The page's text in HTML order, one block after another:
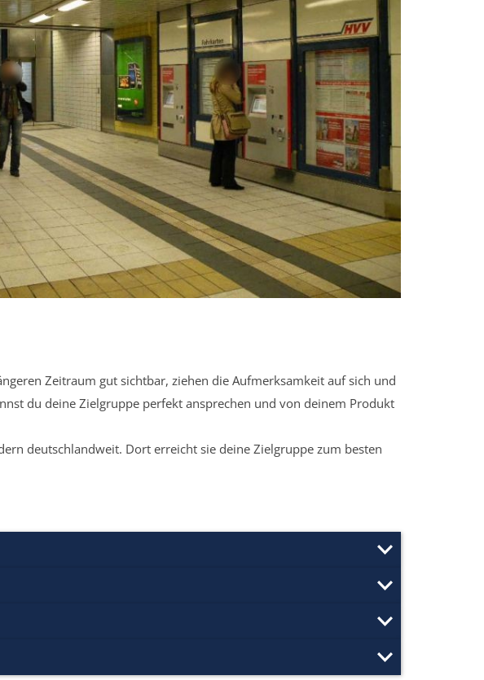
Zeitraum gut sichtbar, ziehen die Aufmerksamkeit auf sich und
du deine Zielgruppe perfekt ansprechen und von deinem Produkt
deutschlandweit. Dort erreicht sie deine Zielgruppe zum besten